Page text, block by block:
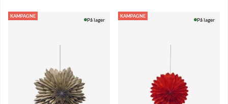
KAMPAGNE
På lager
KAMPAGNE
På lager